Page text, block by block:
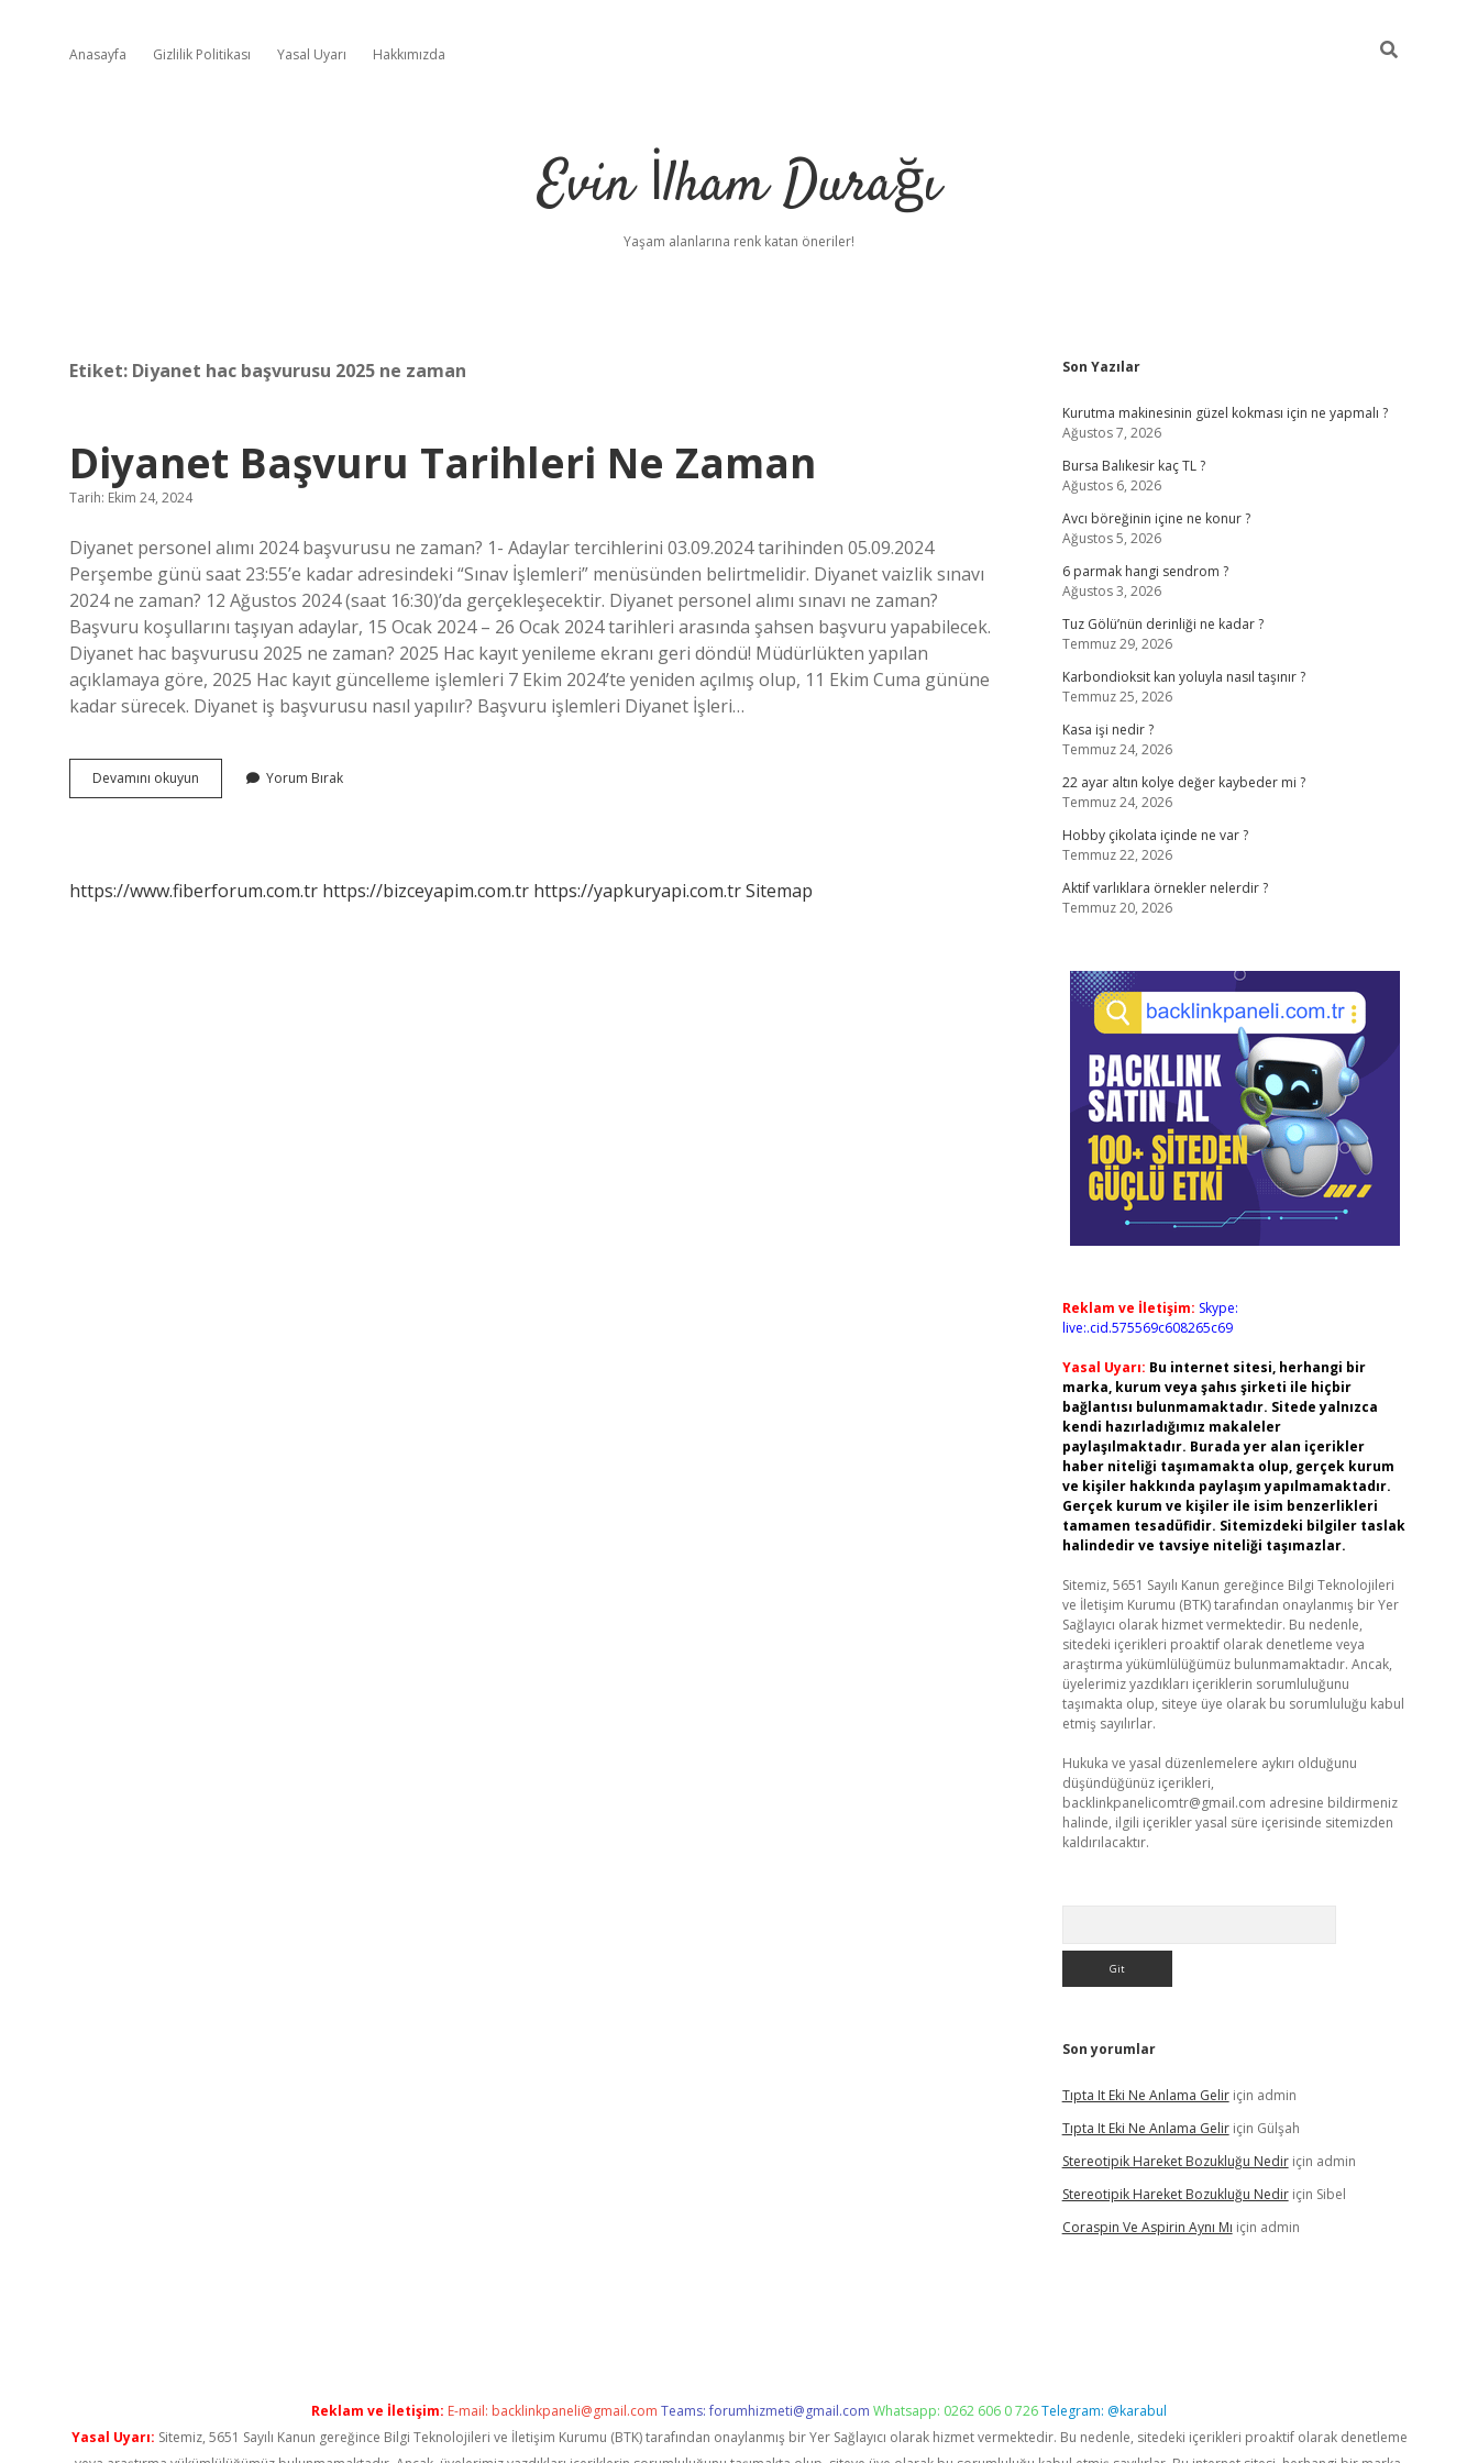
Anasayfa Gizlilik Politikası Yasal Uyarı Hakkımızda
Evin İlham Durağı
Yaşam alanlarına renk katan öneriler!
Etiket: Diyanet hac başvurusu 2025 ne zaman
Diyanet Başvuru Tarihleri Ne Zaman
Tarih: Ekim 24, 2024
Diyanet personel alımı 2024 başvurusu ne zaman? 1- Adaylar tercihlerini 03.09.2024 tarihinden 05.09.2024
Perşembe günü saat 23:55’e kadar adresindeki “Sınav İşlemleri” menüsünden belirtmelidir. Diyanet vaizlik sınavı
2024 ne zaman? 12 Ağustos 2024 (saat 16:30)’da gerçekleşecektir. Diyanet personel alımı sınavı ne zaman?
Başvuru koşullarını taşıyan adaylar, 15 Ocak 2024 – 26 Ocak 2024 tarihleri ​​arasında şahsen başvuru yapabilecek.
Diyanet hac başvurusu 2025 ne zaman? 2025 Hac kayıt yenileme ekranı geri döndü! Müdürlükten yapılan
açıklamaya göre, 2025 Hac kayıt güncelleme işlemleri 7 Ekim 2024’te yeniden açılmış olup, 11 Ekim Cuma gününe
kadar sürecek. Diyanet iş başvurusu nasıl yapılır? Başvuru işlemleri Diyanet İşleri…
Devamını okuyun
Başvuru
Yorum Bırak
https://www.fiberforum.com.tr https://bizceyapim.com.tr https://yapkuryapi.com.trSitemap
Sidebar
Son Yazılar
Kurutma makinesinin güzel kokması için ne yapmalı ?
Ağustos 7, 2026
Bursa Balıkesir kaç TL ?
Ağustos 6, 2026
Avcı böreğinin içine ne konur ?
Ağustos 5, 2026
6 parmak hangi sendrom ?
Ağustos 3, 2026
Tuz Gölü’nün derinliği ne kadar ?
Temmuz 29, 2026
Karbondioksit kan yoluyla nasıl taşınır ?
Temmuz 25, 2026
Kasa işi nedir ?
Temmuz 24, 2026
22 ayar altın kolye değer kaybeder mi ?
Temmuz 24, 2026
Hobby çikolata içinde ne var ?
Temmuz 22, 2026
Aktif varlıklara örnekler nelerdir ?
Temmuz 20, 2026
Reklam ve İletişim: Skype:
live:.cid.575569c608265c69
Yasal Uyarı: Bu internet sitesi, herhangi bir
marka, kurum veya şahıs şirketi ile hiçbir
bağlantısı bulunmamaktadır. Sitede yalnızca
kendi hazırladığımız makaleler
paylaşılmaktadır. Burada yer alan içerikler
haber niteliği taşımamakta olup, gerçek kurum
ve kişiler hakkında paylaşım yapılmamaktadır.
Gerçek kurum ve kişiler ile isim benzerlikleri
tamamen tesadüfidir. Sitemizdeki bilgiler taslak
halindedir ve tavsiye niteliği taşımazlar.
Sitemiz, 5651 Sayılı Kanun gereğince Bilgi Teknolojileri
ve İletişim Kurumu (BTK) tarafından onaylanmış bir Yer
Sağlayıcı olarak hizmet vermektedir. Bu nedenle,
sitedeki içerikleri proaktif olarak denetleme veya
araştırma yükümlülüğümüz bulunmamaktadır. Ancak,
üyelerimiz yazdıkları içeriklerin sorumluluğunu
taşımakta olup, siteye üye olarak bu sorumluluğu kabul
etmiş sayılırlar.
Hukuka ve yasal düzenlemelere aykırı olduğunu
düşündüğünüz içerikleri,
backlinkpanelicomtr@gmail.com adresine bildirmeniz
halinde, ilgili içerikler yasal süre içerisinde sitemizden
kaldırılacaktır.
Son yorumlar
Tıpta It Eki Ne Anlama Geliriçin admin
Tıpta It Eki Ne Anlama Geliriçin Gülşah
Stereotipik Hareket Bozukluğu Nediriçin admin
Stereotipik Hareket Bozukluğu Nediriçin Sibel
Coraspin Ve Aspirin Aynı Mı için admin
Reklam ve İletişim: E-mail: backlinkpaneli@gmail.com Teams:forumhizmeti@gmail.com Whatsapp: 0262 606 0 726Telegram: @karabul
Yasal Uyarı: Sitemiz, 5651 Sayılı Kanun gereğince Bilgi Teknolojileri ve İletişim Kurumu (BTK) tarafından onaylanmış bir Yer Sağlayıcı olarak hizmet vermektedir. Bu nedenle, sitedeki içerikleri proaktif olarak denetleme